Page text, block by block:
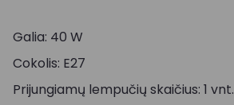
Galia: 40 W
Cokolis: E27
Prijungiamų lempučių skaičius: 1 vnt.